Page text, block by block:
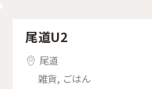
う時代にタイムスリ
かしい気持ちになり
ェのスタッフさん
したレトロ喫茶兼 交
島#尾道#
尾道U2
尾道
雑貨, ごはん